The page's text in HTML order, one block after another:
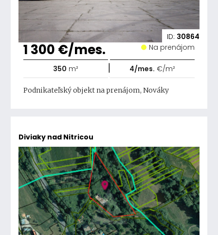
ID: 30864
1 300 €/mes. Na prenájom
350 m² | 4/mes. €/m²
Podnikateľský objekt na prenájom, Nováky
Diviaky nad Nitricou